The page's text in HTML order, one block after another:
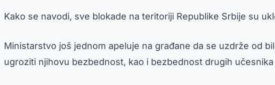
Kako se navodi, sve blokade na teritoriji Republike Srbije su
Ministarstvo još jednom apeluje na građane da se uzdrže od
ugroziti njihovu bezbednost, kao i bezbednost drugih